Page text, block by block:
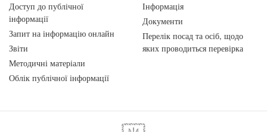
Доступ до публічної
інформації
Запит на інформацію онлайн
Звіти
Методичні матеріали
Облік публічної інформації
Інформація
Документи
Перелік посад та осіб, щодо
яких проводиться перевірка